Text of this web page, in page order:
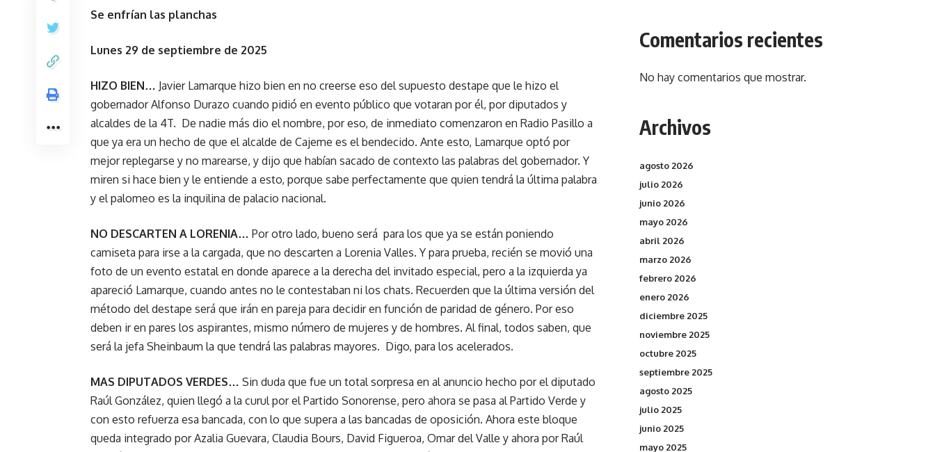
Se enfrían las planchas
Lunes 29 de septiembre de 2025
HIZO BIEN… Javier Lamarque hizo bien en no creerse eso del supuesto destape que le hizo el
gobernador Alfonso Durazo cuando pidió en evento público que votaran por él, por diputados y
alcaldes de la 4T. De nadie más dio el nombre, por eso, de inmediato comenzaron en Radio Pasillo a
que ya era un hecho de que el alcalde de Cajeme es el bendecido. Ante esto, Lamarque optó por
mejor replegarse y no marearse, y dijo que habían sacado de contexto las palabras del gobernador. Y
miren si hace bien y le entiende a esto, porque sabe perfectamente que quien tendrá la última palabra
y el palomeo es la inquilina de palacio nacional.
NO DESCARTEN A LORENIA… Por otro lado, bueno será para los que ya se están poniendo
camiseta para irse a la cargada, que no descarten a Lorenia Valles. Y para prueba, recién se movió una
foto de un evento estatal en donde aparece a la derecha del invitado especial, pero a la izquierda ya
apareció Lamarque, cuando antes no le contestaban ni los chats. Recuerden que la última versión del
método del destape será que irán en pareja para decidir en función de paridad de género. Por eso
deben ir en pares los aspirantes, mismo número de mujeres y de hombres. Al final, todos saben, que
será la jefa Sheinbaum la que tendrá las palabras mayores. Digo, para los acelerados.
MAS DIPUTADOS VERDES… Sin duda que fue un total sorpresa en al anuncio hecho por el diputado
Raúl González, quien llegó a la curul por el Partido Sonorense, pero ahora se pasa al Partido Verde y
con esto refuerza esa bancada, con lo que supera a las bancadas de oposición. Ahora este bloque
queda integrado por Azalia Guevara, Claudia Bours, David Figueroa, Omar del Valle y ahora por Raúl
Comentarios recientes
No hay comentarios que mostrar.
Archivos
agosto 2026
julio 2026
junio 2026
mayo 2026
abril 2026
marzo 2026
febrero 2026
enero 2026
diciembre 2025
noviembre 2025
octubre 2025
septiembre 2025
agosto 2025
julio 2025
junio 2025
mayo 2025